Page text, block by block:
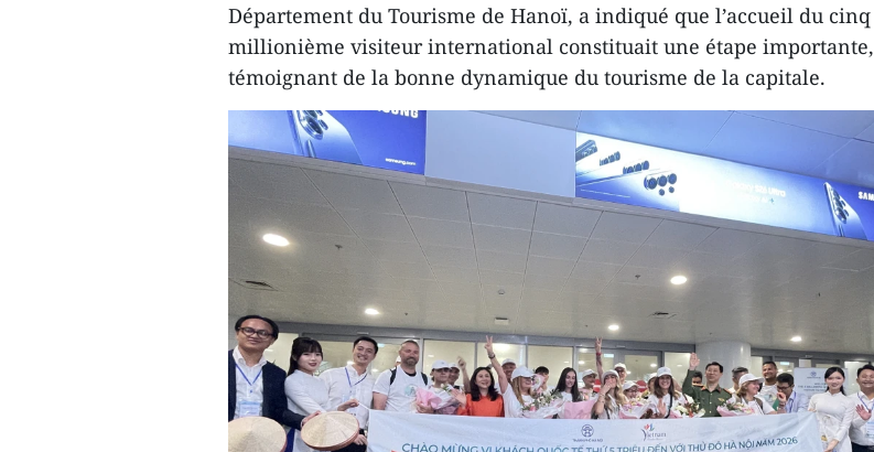
Département du Tourisme de Hanoï, a indiqué que l’accueil du cinq
millionième visiteur international constituait une étape importante,
témoignant de la bonne dynamique du tourisme de la capitale.